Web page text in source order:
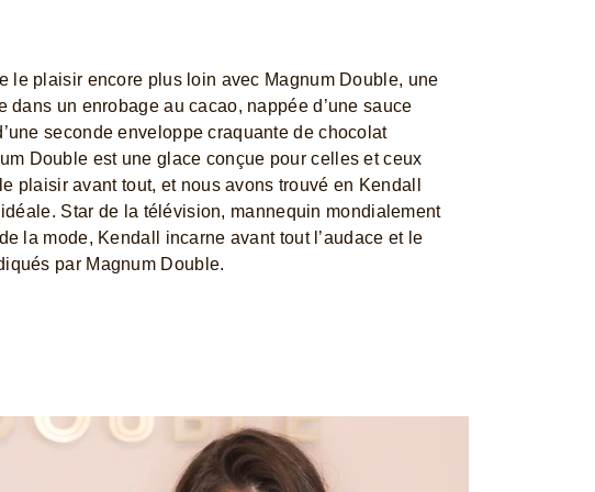
le plaisir encore plus loin avec Magnum Double, une
dans un enrobage au cacao, nappée d’une sauce
seconde enveloppe craquante de chocolat
Double est une glace conçue pour celles et ceux
plaisir avant tout, et nous avons trouvé en Kendall
Star de la télévision, mannequin mondialement
la mode, Kendall incarne avant tout l’audace et le
par Magnum Double.